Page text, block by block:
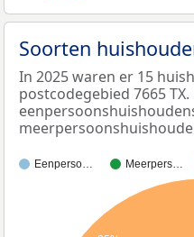
Soorten
In 2025 waren er 15
postcodegebied 7665
Eenperso… Meerpers…